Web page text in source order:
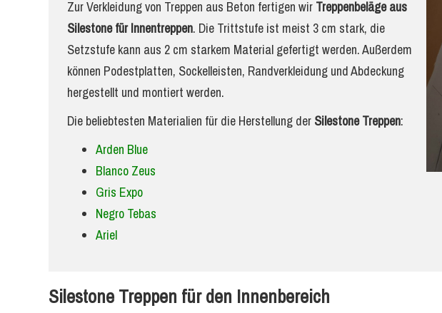
Zur Verkleidung von Treppen aus Beton fertigen wir Treppenbeläge aus
Silestone für Innentreppen. Die Trittstufe ist meist 3 cm stark, die
Setzstufe kann aus 2 cm starkem Material gefertigt werden. Außerdem
können Podestplatten, Sockelleisten, Randverkleidung und Abdeckung
hergestellt und montiert werden.
Die beliebtesten Materialien für die Herstellung der Silestone Treppen:
Arden Blue
Blanco Zeus
Gris Expo
Negro Tebas
Ariel
Silestone Treppen für den Innenbereich